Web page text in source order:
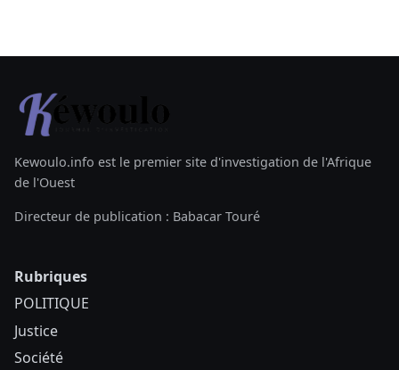
Kewoulo.info est le premier site d'investigation de l'Afrique
de l'Ouest
Directeur de publication : Babacar Touré
Rubriques
POLITIQUE
Justice
Société